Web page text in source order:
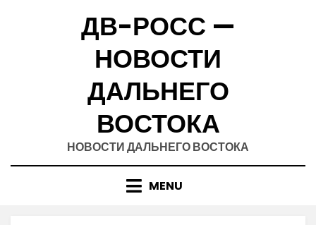
ДВ-РОСС —
НОВОСТИ
ДАЛЬНЕГО
ВОСТОКА
НОВОСТИ ДАЛЬНЕГО ВОСТОКА
MENU